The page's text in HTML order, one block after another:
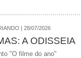
| 28/07/2026
A ODISSEIA
"O filme do ano"